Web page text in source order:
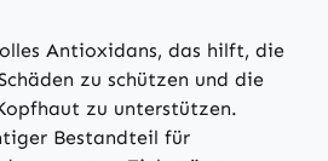
Antioxidans, das hilft, die
zu schützen und die
zu unterstützen.
Bestandteil für